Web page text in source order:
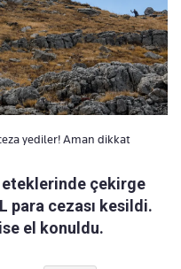
yediler! Aman dikkat
eteklerinde çekirge
para cezası kesildi.
el konuldu.